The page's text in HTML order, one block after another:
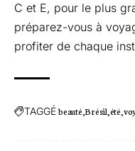
C et E, pour le plus
préparez-vous à
profiter de chaque
TAGGÉbeauté Brésil été